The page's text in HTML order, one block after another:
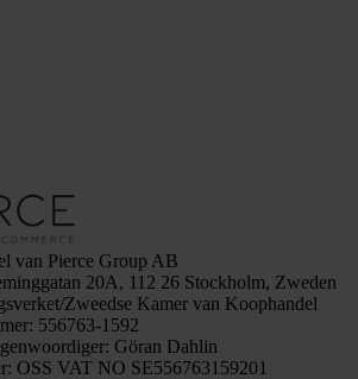
van Pierce Group AB
20A, 112 26 Stockholm, Zweden
Zweedse Kamer van Koophandel
556763-1592
Göran Dahlin
OSS VAT NO SE556763159201